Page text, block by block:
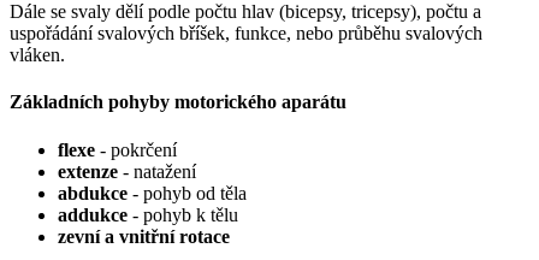
Dále se svaly dělí podle počtu hlav (bicepsy, tricepsy), počtu a
uspořádání svalových bříšek, funkce, nebo průběhu svalových
vláken.
Základních pohyby motorického aparátu
flexe - pokrčení
extenze - natažení
abdukce - pohyb od těla
addukce - pohyb k tělu
zevní a vnitřní rotace